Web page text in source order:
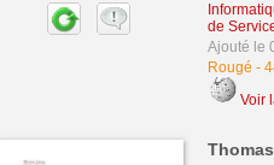
de
Ajouté le
Rougé -
Voir